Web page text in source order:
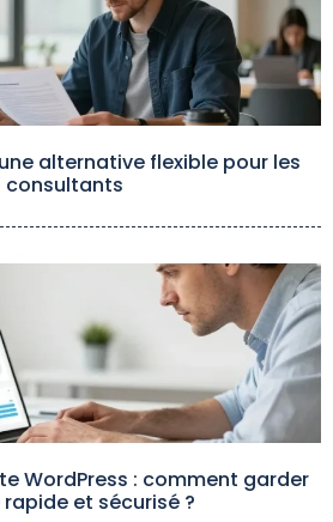
alternative flexible pour les
consultants
WordPress : comment garder
et sécurisé ?